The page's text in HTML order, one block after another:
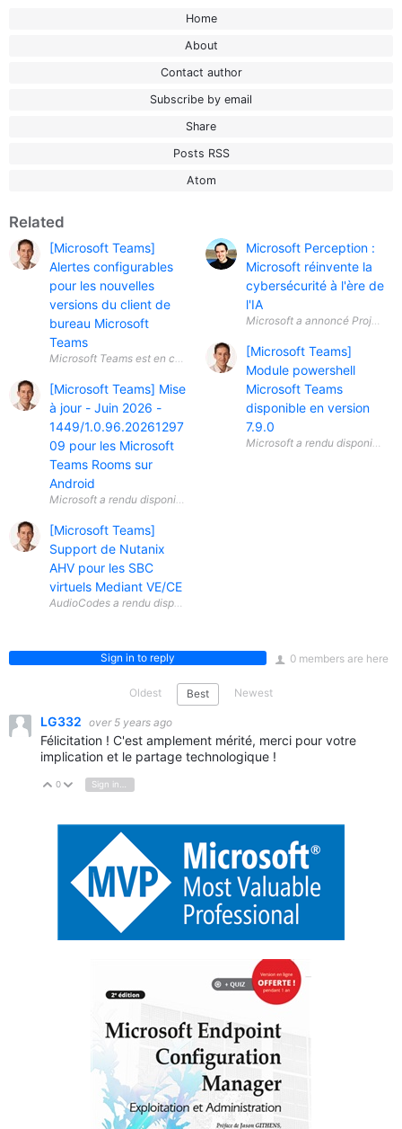
Home
About
Contact author
Subscribe by email
Share
Posts RSS
Atom
Related
[Microsoft Teams]
Alertes configurables
pour les nouvelles
versions du client de
bureau Microsoft
Teams
[Microsoft Teams] Mise
à jour - Juin 2026 -
1449/1.0.96.20261297
09 pour les Microsoft
Teams Rooms sur
Android
[Microsoft Teams]
Support de Nutanix
AHV pour les SBC
virtuels Mediant VE/CE
Microsoft Perception :
Microsoft réinvente la
cybersécurité à l'ère de
l'IA
Microsoft a annoncé Project
[Microsoft Teams]
Module powershell
Microsoft Teams
disponible en version
7.9.0
0 members are here
Sign in to reply
Oldest Best Newest
LG332 over 5 years ago
Félicitation ! C'est amplement mérité, merci pour votre
implication et le partage technologique !
Vote Up
0 Vote Down
Sign in to reply